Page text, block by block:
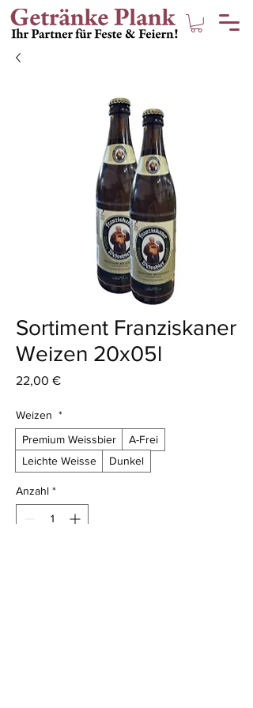
Sortiment Franziskaner
Weizen 20x05l
22,00 €Preis
Weizen *
Premium Weissbier
A-Frei
Leichte Weisse
Dunkel
Anzahl *